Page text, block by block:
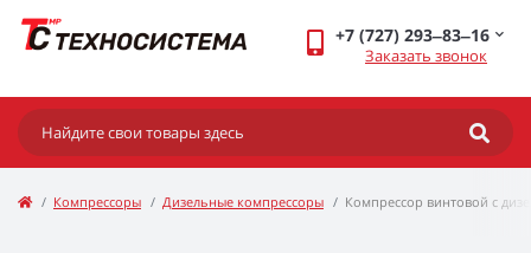
+7 (727) 293‒83‒16
Заказать звонок
Компрессоры Дизельные компрессоры Компрессор винтовой с